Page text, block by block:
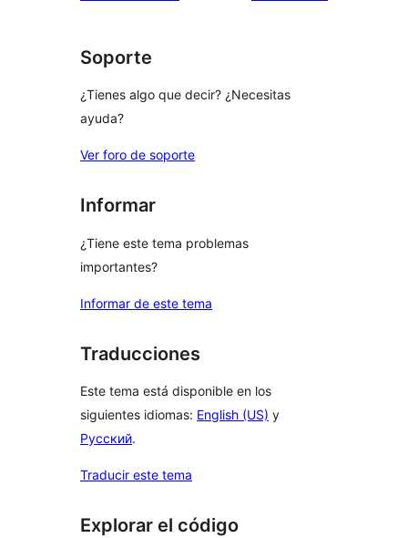
Soporte
¿Tienes algo que decir? ¿Necesitas
ayuda?
Ver foro de soporte
Informar
¿Tiene este tema problemas
importantes?
Informar de este tema
Traducciones
Este tema está disponible en los
siguientes idiomas: English (US) y
Русский.
Traducir este tema
Explorar el código